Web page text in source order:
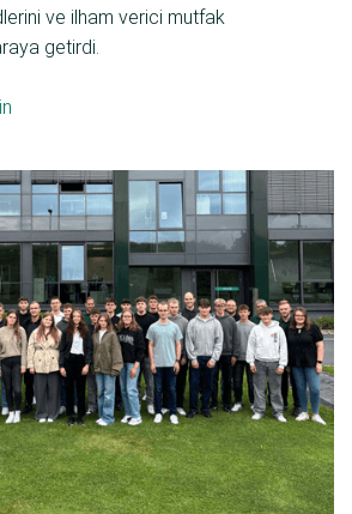
ve ilham verici mutfak
getirdi.